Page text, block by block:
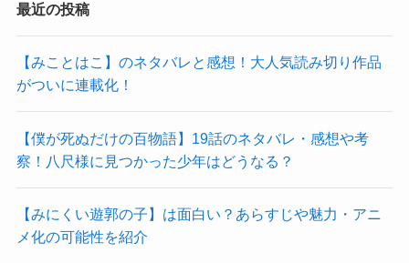
最近の投稿
【みことはこ】のネタバレと感想！大人気読み切り作品
がついに連載化！
【僕が死ぬだけの百物語】19話のネタバレ・感想や考
察！八尺様に見つかった少年はどうなる？
【みにくい遊郭の子】は面白い？あらすじや魅力・アニ
メ化の可能性を紹介